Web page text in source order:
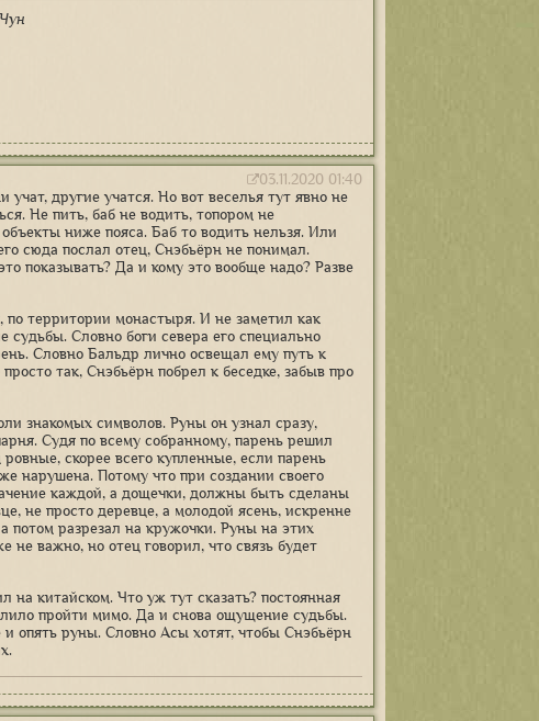
03.11.2020 01:40
другие учатся. Но вот веселья тут явно не
Не пить, баб не водить, топором не
ниже пояса. Баб то водить нельзя. Или
сюда послал отец, Снэбьёрн не понимал.
показывать? Да и кому это вообще надо? Разве
территории монастыря. И не заметил как
Словно боги севера его специально
Словно Бальдр лично освещал ему путь к
так, Снэбьёрн побрел к беседке, забыв про
знакомых символов. Руны он узнал сразу,
Судя по всему собранному, парень решил
скорее всего купленные, если парень
нарушена. Потому что при создании своего
каждой, а дощечки, должны быть сделаны
не просто деревце, а молодой ясень, искренне
потом разрезал на кружочки. Руны на этих
важно, но отец говорил, что связь будет
китайском. Что уж тут сказать? постоянная
пройти мимо. Да и снова ощущение судьбы.
и опять руны. Словно Асы хотят, чтобы Снэбьёрн